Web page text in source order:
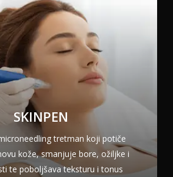
SKINPEN
tretman koji potiče
kože, smanjuje bore, ožiljke i
te poboljšava teksturu i tonus